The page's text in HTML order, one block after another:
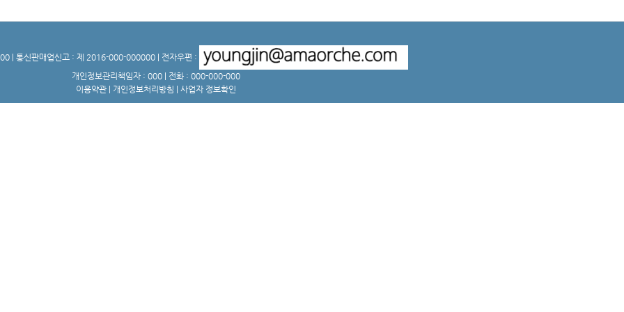
| 통신판매업신고 : 제 2016-000-000000 | 전자우편 :
개인정보관리책임자 : 000 | 전화 : 000-000-000
이용약관
개인정보처리방침 사업자 정보확인